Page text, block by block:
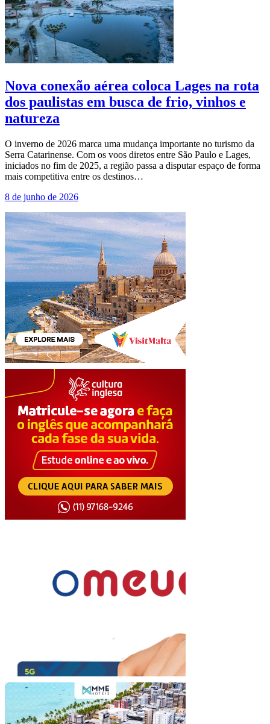
Nova conexão aérea coloca Lages na rota
dos paulistas em busca de frio, vinhos e
natureza
O inverno de 2026 marca uma mudança importante no turismo da
Serra Catarinense. Com os voos diretos entre São Paulo e Lages,
iniciados no fim de 2025, a região passa a disputar espaço de forma
mais competitiva entre os destinos…
8 de junho de 2026